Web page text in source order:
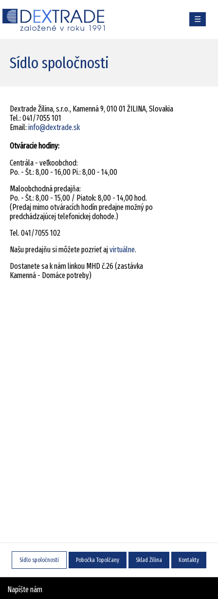
☰
Sídlo spoločnosti
Dextrade Žilina, s.r.o., Kamenná 9, 010 01 ŽILINA, Slovakia
Tel.: 041/7055 101
Email: info@dextrade.sk
Otváracie hodiny:
Centrála - veľkoobchod:
Po. - Št.: 8,00 - 16,00 Pi.: 8,00 - 14,00
Maloobchodná predajňa:
Po. - Št.: 8,00 - 15,00 / Piatok: 8,00 - 14,00 hod.
(Predaj mimo otváracích hodín predajne možný po
predchádzajúcej telefonickej dohode.)
Tel. 041/7055 102
Našu predajňu si môžete pozrieť ajvirtuálne.
Dostanete sa k nám linkou MHD č.26 (zastávka
Kamenná - Domáce potreby)
Sídlo spoločnosti Pobočka Topolčany Sklad Žilina Kontakty
Napíšte nám